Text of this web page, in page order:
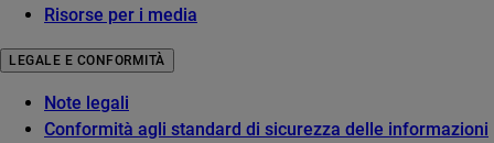
Risorse per i media
LEGALE E CONFORMITÀ
Note legali
Conformità agli standard di sicurezza delle informazioni